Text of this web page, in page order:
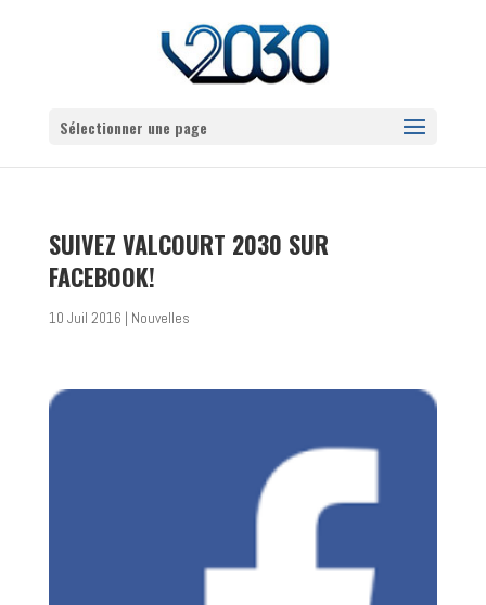
Sélectionner une page
SUIVEZ VALCOURT 2030 SUR
FACEBOOK!
10 Juil 2016 | Nouvelles